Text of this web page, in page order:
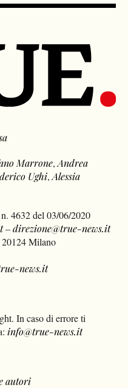
Marrone,Andrea
Ughi,Alessia
4632 del 03/06/2020
–direzione@true-news.it
20124 Milano
news.it
In caso di errore ti
info@true-news.it
autori